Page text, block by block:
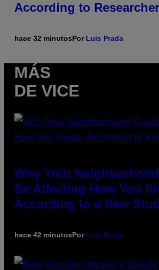
According to
hace 32 minutosPor Luis Prada
MÁS
DE VICE
Why Your
Be Affecting How You
According to a New
hace 42 minutosPor Luis Prada